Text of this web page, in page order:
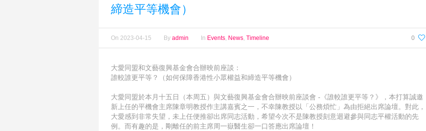
締造平等機會）
0
On 2023-04-15 By admin In Events, News, Timeline
大愛同盟和文藝復興基金會合辦映前座談：
誰較誰更平等？（如何保障香港性小眾權益和締造平等機會）
大愛同盟於本月十五日（本周五）與文藝復興基金會合辦映前座談會 -《誰較誰更平等？》，本打算誠邀
新上任的平機會主席陳章明教授作主講嘉賓之一，不幸陳教授以「公務煩忙」為由拒絕出席論壇。對此，
大愛感到非常失望，未上任便推卻出 席同志活動，希望今次不是陳教授刻意迴避參與同志平權活動的先
例。而有趣的是，剛離任的前主席周一嶽醫生卻一口答應出席論壇！